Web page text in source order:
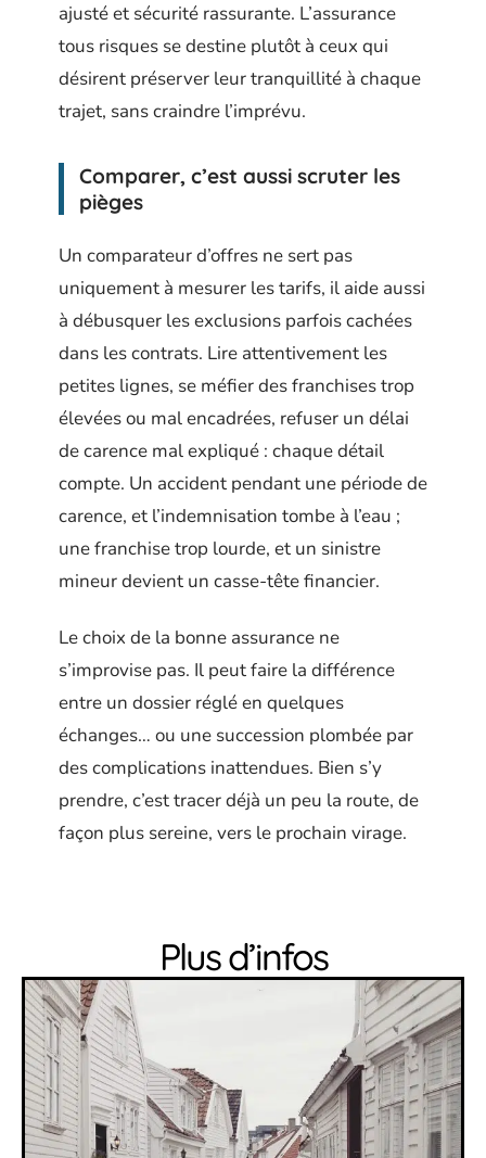
ajusté et sécurité rassurante. L’assurance
tous risques se destine plutôt à ceux qui
désirent préserver leur tranquillité à chaque
trajet, sans craindre l’imprévu.
Comparer, c’est aussi scruter les
pièges
Un comparateur d’offres ne sert pas
uniquement à mesurer les tarifs, il aide aussi
à débusquer les exclusions parfois cachées
dans les contrats. Lire attentivement les
petites lignes, se méfier des franchises trop
élevées ou mal encadrées, refuser un délai
de carence mal expliqué : chaque détail
compte. Un accident pendant une période de
carence, et l’indemnisation tombe à l’eau ;
une franchise trop lourde, et un sinistre
mineur devient un casse-tête financier.
Le choix de la bonne assurance ne
s’improvise pas. Il peut faire la différence
entre un dossier réglé en quelques
échanges… ou une succession plombée par
des complications inattendues. Bien s’y
prendre, c’est tracer déjà un peu la route, de
façon plus sereine, vers le prochain virage.
Plus d’infos